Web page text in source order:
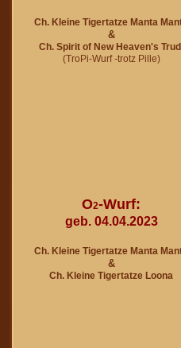
Ch. Kleine Tigertatze Manta
&
Ch. Spirit of New Heaven's
(TroPi-Wurf -trotz Pille)
O2-Wurf:
geb. 04.04.2023
Ch. Kleine Tigertatze Manta
&
Ch. Kleine Tigertatze Loona